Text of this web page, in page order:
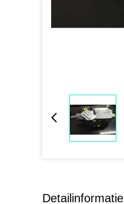
Detailinformatie